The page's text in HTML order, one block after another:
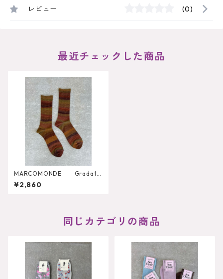
レビュー (0)
最近チェックした商品
MARCOMONDE Gradatio
n Socks
¥2,860
同じカテゴリの商品